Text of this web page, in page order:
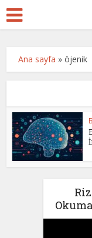
Ana sayfa »öjenik